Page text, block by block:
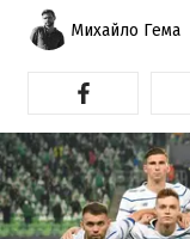
Михайло Гема